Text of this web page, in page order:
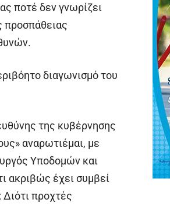
ποτέ δεν γνωρίζει
προσπάθειας
διαγωνισμό του
της κυβέρνησης
αναρωτιέμαι, με
Υποδομών και
ακριβώς έχει συμβεί
προχτές